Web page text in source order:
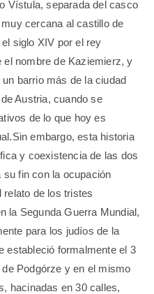
Vístula, separada del casco
cercana al castillo de
siglo XIV por el rey
el nombre de Kaziemierz, y
barrio más de la ciudad
Austria, cuando se
de lo que hoy es
embargo, esta historia
y coexistencia de las dos
fin con la ocupación
relato de los tristes
la Segunda Guerra Mundial,
para los judíos de la
estableció formalmente el 3
Podgórze y en el mismo
hacinadas en 30 calles,